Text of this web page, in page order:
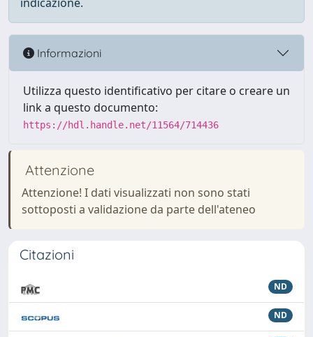
Informazioni
Utilizza questo identificativo per citare o creare un
link a questo documento:
https://hdl.handle.net/11564/714436
Attenzione
Attenzione! I dati visualizzati non sono stati
sottoposti a validazione da parte dell'ateneo
Citazioni
ND
ND